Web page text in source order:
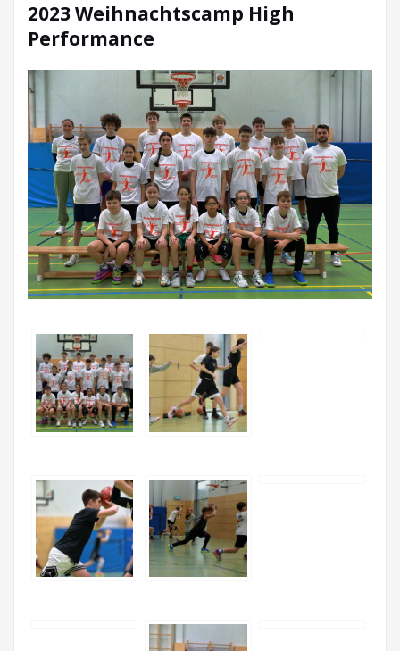
2023 Weihnachtscamp High
Performance